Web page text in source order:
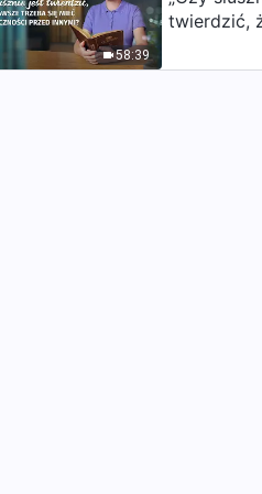
1:19:33
(Część druga)
58:39
twierdzić,
baczności